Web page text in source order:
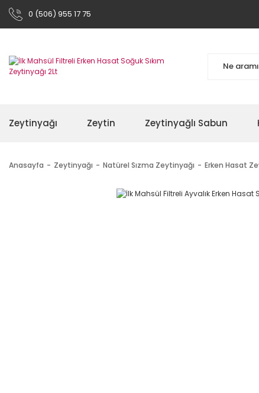
0 (506) 955 17 75
Zeytinyağı Zeytin Zeytinyağlı Sabun
Anasayfa Zeytinyağı Natürel Sızma Zeytinyağı Erken Hasat